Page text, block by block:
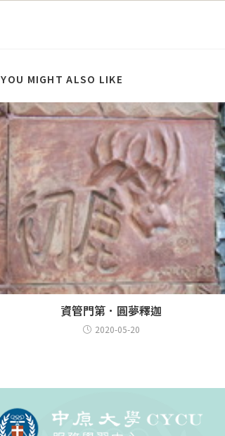
YOU MIGHT ALSO LIKE
資管門第．圓夢釋迦
2020-05-20